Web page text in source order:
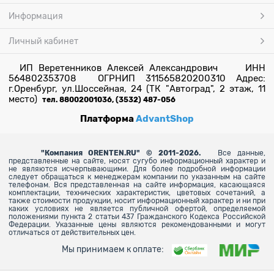
Информация
Личный кабинет
ИП Веретенников Алексей Александрович ИНН
564802353708 ОГРНИП 311565820200310 Адрес:
г.Оренбург, ул.Шоссейная, 24 (ТК "Автоград", 2 этаж, 11
место) тел. 88002001036, (3532) 487-056
ПлатформаAdvantShop
" Компания ORENTEN.RU" © 2011-2026.
Все данные,
представленные на сайте, носят сугубо информационный характер и
не являются исчерпывающими. Для более подробной информации
следует обращаться к менеджерам компании по указанным на сайте
телефонам. Вся представленная на сайте информация, касающаяся
комплектации, технических характеристик, цветовых сочетаний, а
также стоимости продукции, носит информационный характер и ни при
каких условиях не является публичной офертой, определяемой
положениями пункта 2 статьи 437 Гражданского Кодекса Российской
Федерации. Указанные цены являются рекомендованными и могут
отличаться от действительных цен.
Мы принимаем к оплате: